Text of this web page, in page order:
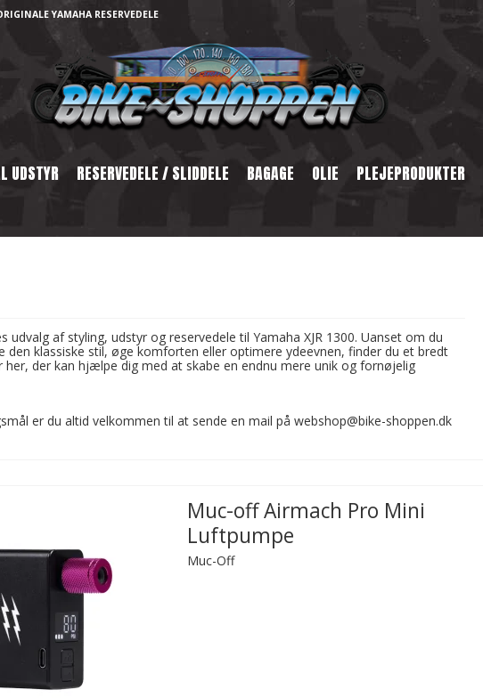
YAMAHA RESERVEDELE
UDSTYR RESERVEDELE / SLIDDELE BAGAGE OLIE PLEJEPRODUKTER
udvalg af styling, udstyr og reservedele til Yamaha XJR 1300. Uanset om du
klassiske stil, øge komforten eller optimere ydeevnen, finder du et bredt
her, der kan hjælpe dig med at skabe en endnu mere unik og fornøjelig
er du altid velkommen til at sende en mail på webshop@bike-shoppen.dk
Muc-off Airmach Pro Mini
Luftpumpe
Muc-Off